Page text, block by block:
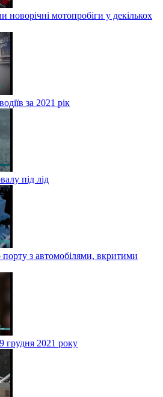
новорічні мотопробіги у декількох
за 2021 рік
під лід
порту з автомобілями, вкритими
грудня 2021 року